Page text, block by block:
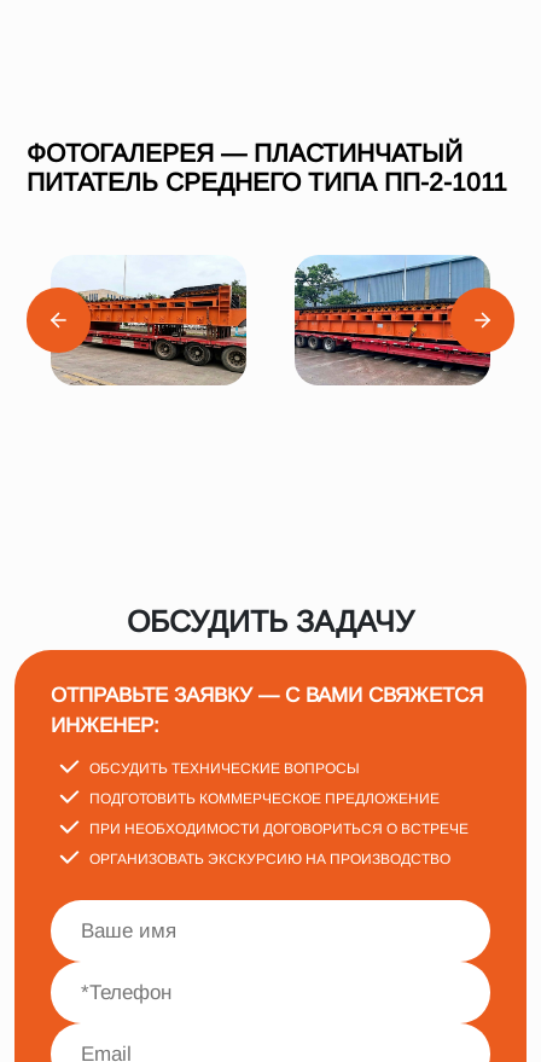
ФОТОГАЛЕРЕЯ — ПЛАСТИНЧАТЫЙ
ПИТАТЕЛЬ СРЕДНЕГО ТИПА ПП-2-1011
ОБСУДИТЬ ЗАДАЧУ
ОТПРАВЬТЕ ЗАЯВКУ — С ВАМИ СВЯЖЕТСЯ
ИНЖЕНЕР:
ОБСУДИТЬ ТЕХНИЧЕСКИЕ ВОПРОСЫ
ПОДГОТОВИТЬ КОММЕРЧЕСКОЕ ПРЕДЛОЖЕНИЕ
ПРИ НЕОБХОДИМОСТИ ДОГОВОРИТЬСЯ О ВСТРЕЧЕ
ОРГАНИЗОВАТЬ ЭКСКУРСИЮ НА ПРОИЗВОДСТВО